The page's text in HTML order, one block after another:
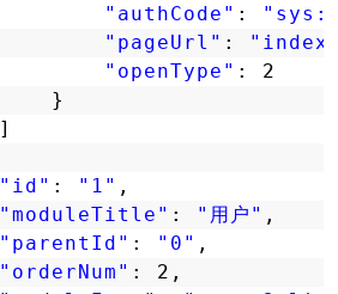
"authCode" :
"pageUrl" :
"openType" : 2
}
]
"id" : "1" ,
"moduleTitle" : "用户" ,
"parentId" : "0" ,
"orderNum" : 2,